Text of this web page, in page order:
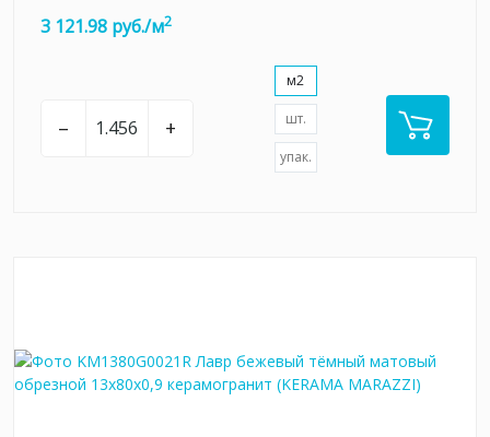
3 121.98 руб./м2
– +
м2
шт.
упак.